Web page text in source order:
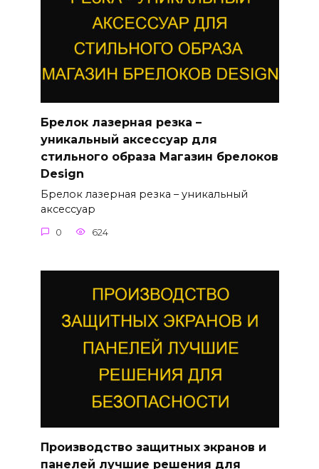
Брелок лазерная резка –
уникальный аксессуар для
стильного образа Магазин брелоков
Design
Брелок лазерная резка – уникальный
аксессуар
0 624
Производство защитных экранов и
панелей лучшие решения для